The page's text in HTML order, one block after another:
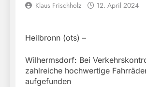
Klaus Frischholz 12. April 2024
Heilbronn (ots) –
Wilhermsdorf: Bei
zahlreiche hochwertige
aufgefunden